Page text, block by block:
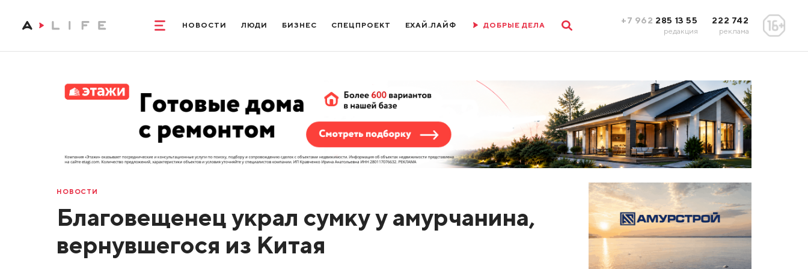
НОВОСТИ ЛЮДИ БИЗНЕС СПЕЦПРОЕКТ ЕХАЙ.ЛАЙФ ДОБРЫЕ ДЕЛА +7 962 285 13 55
редакция
222 742
реклама
НОВОСТИ
Благовещенец украл сумку у амурчанина,
вернувшегося из Китая